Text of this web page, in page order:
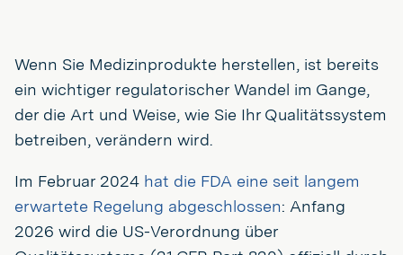
Wenn Sie Medizinprodukte herstellen, ist bereits
ein wichtiger regulatorischer Wandel im Gange,
der die Art und Weise, wie Sie Ihr Qualitätssystem
betreiben, verändern wird.
Im Februar 2024 hat die FDA eine seit langem
erwartete Regelung abgeschlossen: Anfang
2026 wird die US-Verordnung über